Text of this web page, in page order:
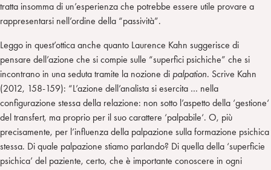
tratta insomma di un’esperienza che potrebbe essere utile provare a
rappresentarsi nell’ordine della “passività”.
Leggo in quest’ottica anche quanto Laurence Kahn suggerisce di
pensare dell’azione che si compie sulle “superfici psichiche” che si
incontrano in una seduta tramite la nozione di palpation. Scrive Kahn
(2012, 158-159): “L’azione dell’analista si esercita … nella
configurazione stessa della relazione: non sotto l’aspetto della ‘gestione‘
del transfert, ma proprio per il suo carattere ‘palpabile‘. O, più
precisamente, per l’influenza della palpazione sulla formazione psichica
stessa. Di quale palpazione stiamo parlando? Di quella della ‘superficie
psichica’ del paziente, certo, che è importante conoscere in ogni